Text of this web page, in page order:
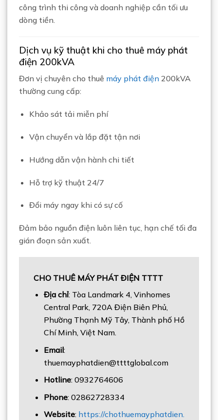
công trình thi công và doanh nghiệp cần tối ưu
dòng tiền.
Dịch vụ kỹ thuật khi cho thuê máy phát
điện 200kVA
Đơn vị chuyên cho thuê máy phát điện 200kVA
thường cung cấp:
Khảo sát tải miễn phí
Vận chuyển và lắp đặt tận nơi
Hướng dẫn vận hành chi tiết
Hỗ trợ kỹ thuật 24/7
Đổi máy ngay khi có sự cố
Đảm bảo nguồn điện luôn liên tục, hạn chế tối đa
gián đoạn sản xuất.
CHO THUÊ MÁY PHÁT ĐIỆN TTTT
Địa chỉ: Tòa Landmark 4, Vinhomes
Central Park, 720A Điện Biên Phủ,
Phường Thạnh Mỹ Tây, Thành phố Hồ
Chí Minh, Việt Nam.
Email:
thuemayphatdien@ttttglobal.com
Hotline: 0932764606
Phone: 02862728334
Website: https://chothuemayphatdien.